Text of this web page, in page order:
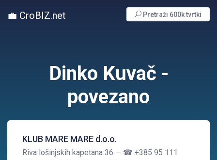
💼 CroBIZ.net Pretraži 600k tvrtki
Dinko Kuvač -
povezano
KLUB MARE MARE d.o.o.
Riva lošinjskih kapetana 36 — ☎ +385 95 111